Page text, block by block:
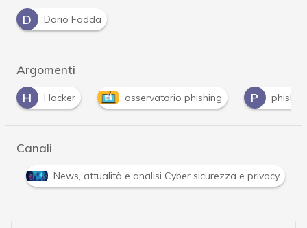
D
Dario Fadda
Argomenti
osservatorio phishing P phishing P
Canali
e Malware: le ultime news in tempo reale e gli approfondimenti